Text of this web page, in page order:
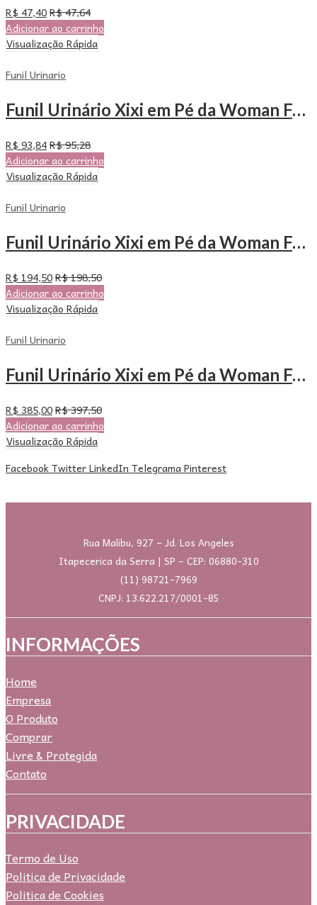
R$ 47,40R$47,64
Adicionar ao carrinho
Visualização Rápida
Funil Urinario
Funil Urinário Xixi em Pé da Woman Free – Com 24 Unidades
R$ 93,84R$95,28
Adicionar ao carrinho
Visualização Rápida
Funil Urinario
Funil Urinário Xixi em Pé da Woman Free – Com 50 Unidades
R$ 194,50R$198,50
Adicionar ao carrinho
Visualização Rápida
Funil Urinario
Funil Urinário Xixi em Pé da Woman Free – Com 100 Unidades
R$ 385,00R$397,50
Adicionar ao carrinho
Visualização Rápida
FacebookTwitterLinkedIn TelegramaPinterest
Rua Malibu, 927 – Jd. Los Angeles
Itapecerica da Serra | SP – CEP: 06880-310
(11) 98721-7969
CNPJ: 13.622.217/0001-85
INFORMAÇÕES
Home
Empresa
O Produto
Comprar
Livre & Protegida
Contato
PRIVACIDADE
Termo de Uso
Politica de Privacidade
Politica de Cookies